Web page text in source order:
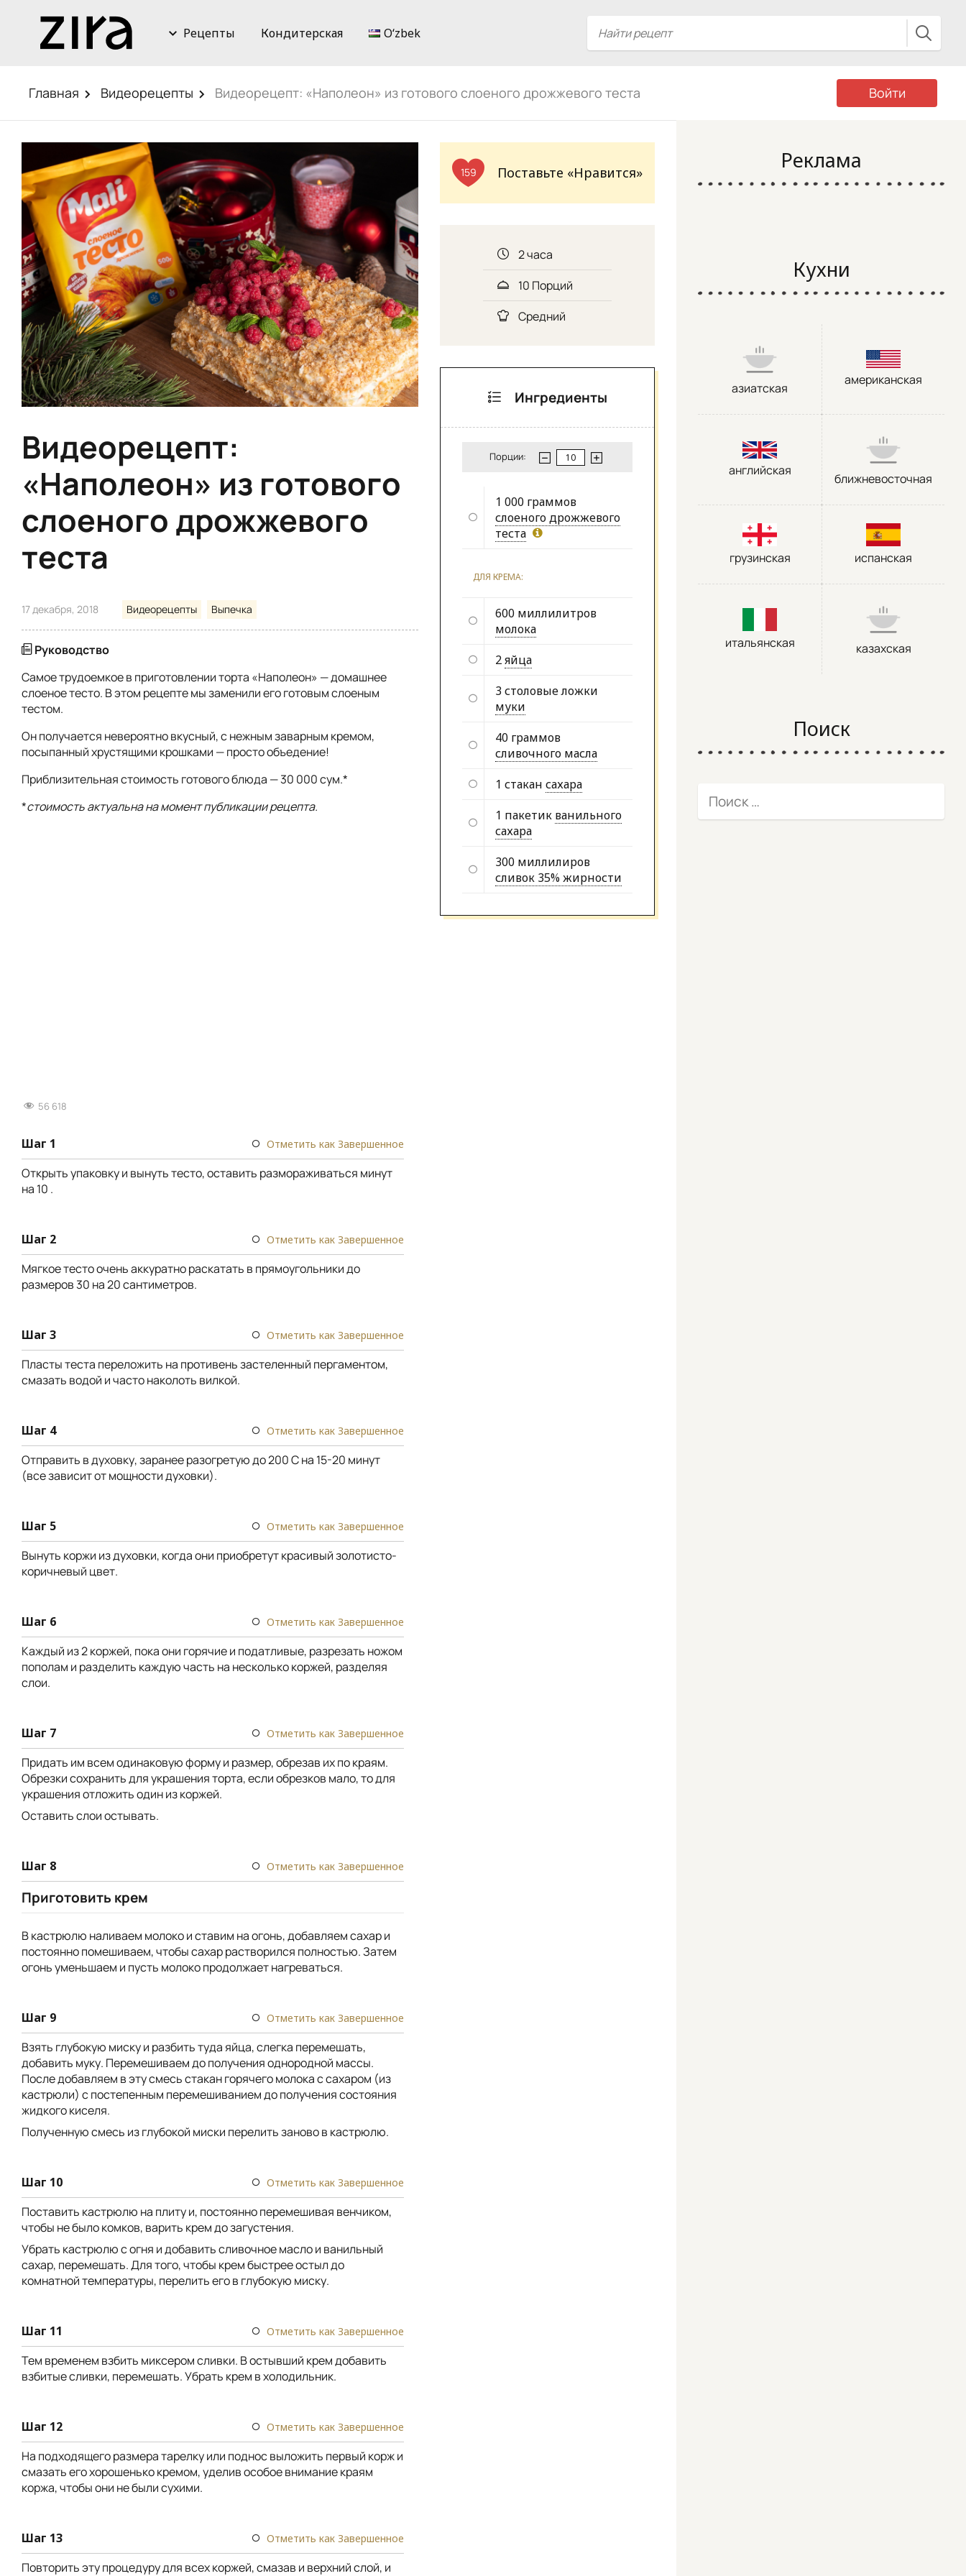
Рецепты Кондитерская Oʻzbek
Главная Видеорецепты Видеорецепт: «Наполеон» из готового слоеного дрожжевого теста Войти
Видеорецепт:
«Наполеон» из готового
слоеного дрожжевого
теста
17 декабря, 2018 Видеорецепты Выпечка
Руководство
Самое трудоемкое в приготовлении торта «Наполеон» — домашнее
слоеное тесто. В этом рецепте мы заменили его готовым слоеным
тестом.
Он получается невероятно вкусный, с нежным заварным кремом,
посыпанный хрустящими крошками — просто объедение!
Приблизительная стоимость готового блюда — 30 000 сум.*
*стоимость актуальна на момент публикации рецепта.
56 618
Шаг 1 Отметить как Завершенное
Открыть упаковку и вынуть тесто, оставить размораживаться минут
на 10 .
Шаг 2 Отметить как Завершенное
Мягкое тесто очень аккуратно раскатать в прямоугольники до
размеров 30 на 20 сантиметров.
Шаг 3 Отметить как Завершенное
Пласты теста переложить на противень застеленный пергаментом,
смазать водой и часто наколоть вилкой.
Шаг 4 Отметить как Завершенное
Отправить в духовку, заранее разогретую до 200 С на 15-20 минут
(все зависит от мощности духовки).
Шаг 5 Отметить как Завершенное
Вынуть коржи из духовки, когда они приобретут красивый золотисто-
коричневый цвет.
Шаг 6 Отметить как Завершенное
Каждый из 2 коржей, пока они горячие и податливые, разрезать ножом
пополам и разделить каждую часть на несколько коржей, разделяя
слои.
Шаг 7 Отметить как Завершенное
Придать им всем одинаковую форму и размер, обрезав их по краям.
Обрезки сохранить для украшения торта, если обрезков мало, то для
украшения отложить один из коржей.
Оставить слои остывать.
Шаг 8 Отметить как Завершенное
Приготовить крем
В кастрюлю наливаем молоко и ставим на огонь, добавляем сахар и
постоянно помешиваем, чтобы сахар растворился полностью. Затем
огонь уменьшаем и пусть молоко продолжает нагреваться.
Шаг 9 Отметить как Завершенное
Взять глубокую миску и разбить туда яйца, слегка перемешать,
добавить муку. Перемешиваем до получения однородной массы.
После добавляем в эту смесь стакан горячего молока с сахаром (из
кастрюли) с постепенным перемешиванием до получения состояния
жидкого киселя.
Полученную смесь из глубокой миски перелить заново в кастрюлю.
Шаг 10 Отметить как Завершенное
Поставить кастрюлю на плиту и, постоянно перемешивая венчиком,
чтобы не было комков, варить крем до загустения.
Убрать кастрюлю с огня и добавить сливочное масло и ванильный
сахар, перемешать. Для того, чтобы крем быстрее остыл до
комнатной температуры, перелить его в глубокую миску.
Шаг 11 Отметить как Завершенное
Тем временем взбить миксером сливки. В остывший крем добавить
взбитые сливки, перемешать. Убрать крем в холодильник.
Шаг 12 Отметить как Завершенное
На подходящего размера тарелку или поднос выложить первый корж и
смазать его хорошенько кремом, уделив особое внимание краям
коржа, чтобы они не были сухими.
Шаг 13 Отметить как Завершенное
Повторить эту процедуру для всех коржей, смазав и верхний слой, и
159 Поставьте «Нравится»
2 часа
10 Порций
Средний
Ингредиенты
Порции:
1 000 граммов
слоеного дрожжевого
теста
ДЛЯ КРЕМА:
600 миллилитров
молока
2яйца
3 столовые ложки
муки
40 граммов
сливочного масла
1 стакан сахара
1 пакетик ванильного
сахара
300 миллилиров
сливок 35% жирности
Реклама
Кухни
азиатская
американская
английская
ближневосточная
грузинская испанская
итальянская казахская
Поиск